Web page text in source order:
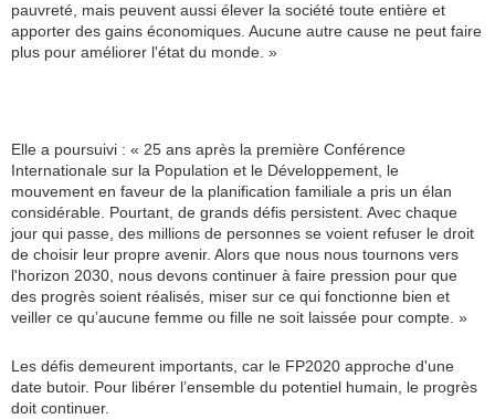
pauvreté, mais peuvent aussi élever la société toute entière et
apporter des gains économiques. Aucune autre cause ne peut faire
plus pour améliorer l'état du monde. »
Elle a poursuivi : « 25 ans après la première Conférence
Internationale sur la Population et le Développement, le
mouvement en faveur de la planification familiale a pris un élan
considérable. Pourtant, de grands défis persistent. Avec chaque
jour qui passe, des millions de personnes se voient refuser le droit
de choisir leur propre avenir. Alors que nous nous tournons vers
l'horizon 2030, nous devons continuer à faire pression pour que
des progrès soient réalisés, miser sur ce qui fonctionne bien et
veiller ce qu’aucune femme ou fille ne soit laissée pour compte. »
Les défis demeurent importants, car le FP2020 approche d'une
date butoir. Pour libérer l’ensemble du potentiel humain, le progrès
doit continuer.